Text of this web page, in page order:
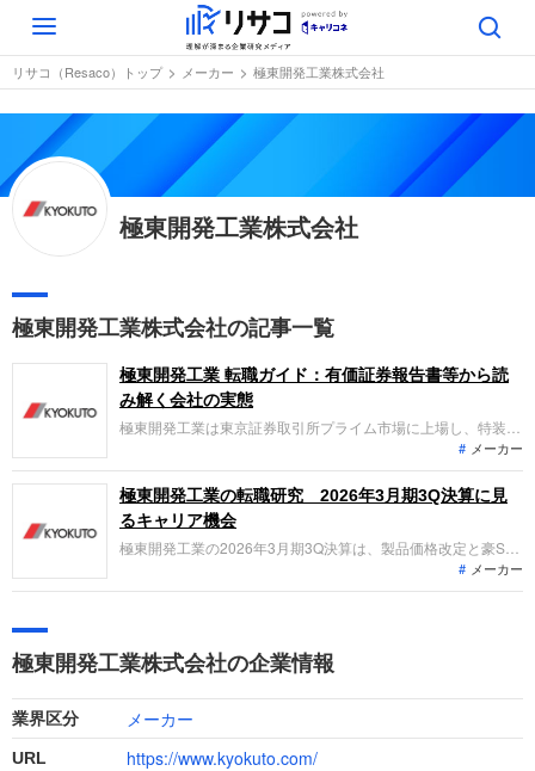
Toggle
navigation
リサコ（Resaco）トップ メーカー 極東開発工業株式会社
極東開発工業株式会社
極東開発工業株式会社の記事一覧
極東開発工業 転職ガイド：有価証券報告書等から読
み解く会社の実態
極東開発工業は東京証券取引所プライム市場に上場し、特装
車、環境設備、パーキング設備の製造販売を展開しています。
直近の業績は、国内トラック需要の回復や製品価格改定の効果
などにより売上高1,613億円と増収、経常利益95億円と増益を
達成しました。積極的な設備投資と海外展開により成長を続け
ています。
メーカー
極東開発工業の転職研究 2026年3月期3Q決算に見
るキャリア機会
極東開発工業の2026年3月期3Q決算は、製品価格改定と豪STG
社の連結化により営業利益が48.4%増と大幅伸長。独禁法関連
の特損を計上しつつも、本業の稼ぐ力は過去最高水準です。
メーカー
極東開発工業株式会社の企業情報
業界区分 メーカー
URL https://www.kyokuto.com/